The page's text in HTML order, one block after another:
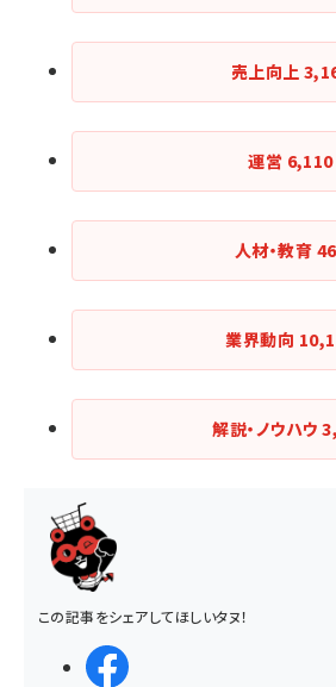
売上向上
運営 6,110
人材・教育
業界動向
解説・ノウハウ
この記事をシェアしてほしいタヌ！